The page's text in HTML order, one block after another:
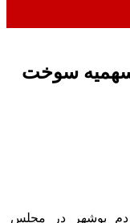
سهمیه سوخت
بوشهر در مجلس